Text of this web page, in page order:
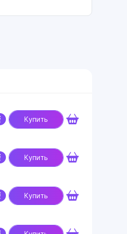
Купить
Купить
Купить